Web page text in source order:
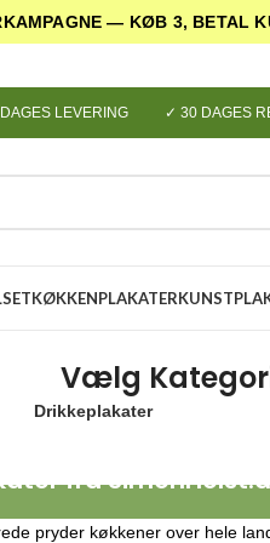
— KØB 3, BETAL
LEVERING ✓ 30 DAGES
KØKKENPLAKATER
Vælg
Drikkeplakater
fra
pryder køkkener over hele